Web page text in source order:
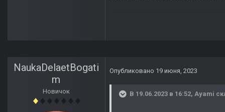
NaukaDelaetBogati
m
Новичок
Опубликовано 19 июня, 2023
В 19.06.2023 в 16:52, Ayami